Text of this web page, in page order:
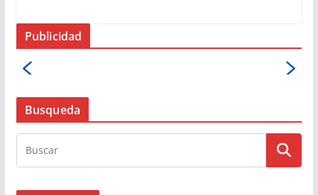
Publicidad